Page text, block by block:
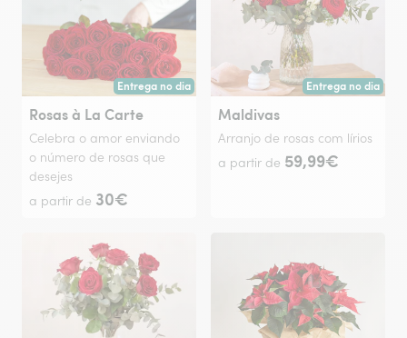
Entrega no dia
Entrega hoje ou na data à tua escolha.
Rosas à La Carte
Celebra o amor enviando
o número de rosas que
desejes
a partir de 30€
Entrega no dia
Entrega hoje ou na
Maldivas
Arranjo de rosas com lírios
a partir de 59,99€